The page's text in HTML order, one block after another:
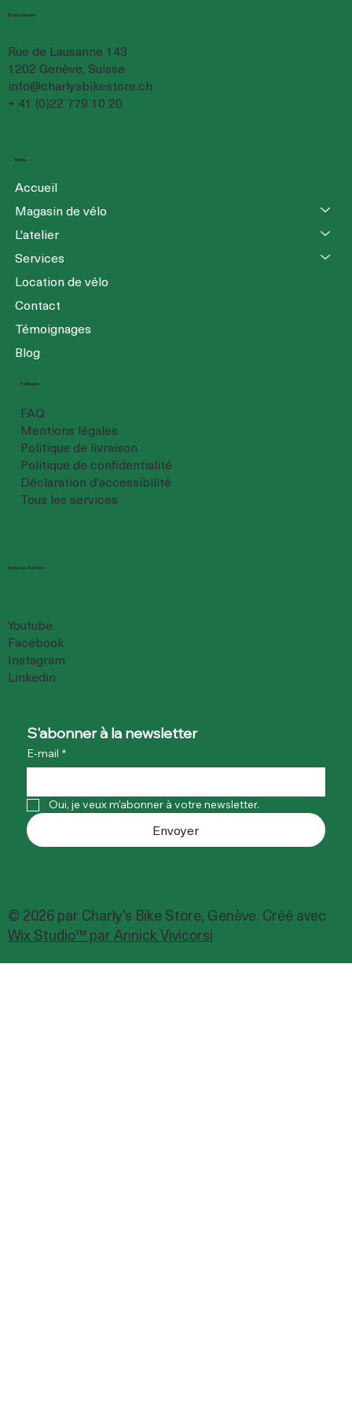
Emplacement
Rue de Lausanne 143
1202 Genève, Suisse
info@charlysbikestore.ch
+ 41 (0)22 779 10 20
Menu
Accueil
Magasin de vélo
L'atelier
Services
Location de vélo
Contact
Témoignages
Blog
Politiques
FAQ
Mentions légales
Politique de livraison
Politique de confidentialité
Déclaration d'accessibilité
Tous les services
Youtube
Facebook
Instagram
Linkedin
Réseaux Sociaux
S'abonner à la newsletter
E-mail *
Oui, je veux m'abonner à votre newsletter.
Envoyer
© 2026 par Charly's Bike Store, Genève. Créé avec
Wix Studio™ par Annick Vivicorsi